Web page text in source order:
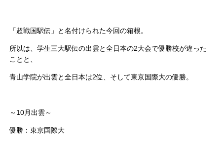
「超戦国駅伝」と名付けられた今回の箱根。
所以は、学生三大駅伝の出雲と全日本の2大会で優勝校が違った
ことと、
青山学院が出雲と全日本は2位、そして東京国際大の優勝。
～10月出雲～
優勝：東京国際大